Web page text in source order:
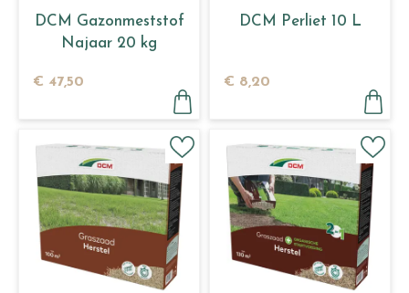
DCM Gazonmeststof
Najaar 20 kg
€ 47,50
DCM Perliet 10 L
€ 8,20